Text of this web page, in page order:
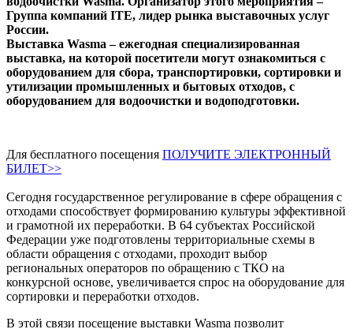
Группа компаний ITE, лидер рынка выставочных услуг
России.
Выставка Wasma – ежегодная специализированная
выставка, на которой посетители могут ознакомиться с
оборудованием для сбора, транспортировки, сортировки и
утилизации промышленных и бытовых отходов, с
оборудованием для водоочистки и водоподготовки.
Для бесплатного посещения ПОЛУЧИТЕ ЭЛЕКТРОННЫЙ
БИЛЕТ>>
Сегодня государственное регулирование в сфере обращения с
отходами способствует формированию культуры эффективной
и грамотной их переработки. В 64 субъектах Российской
Федерации уже подготовлены территориальные схемы в
области обращения с отходами, проходит выбор
региональных операторов по обращению с ТКО на
конкурсной основе, увеличивается спрос на оборудование для
сортировки и переработки отходов.
В этой связи посещение выставки Wasma позволит